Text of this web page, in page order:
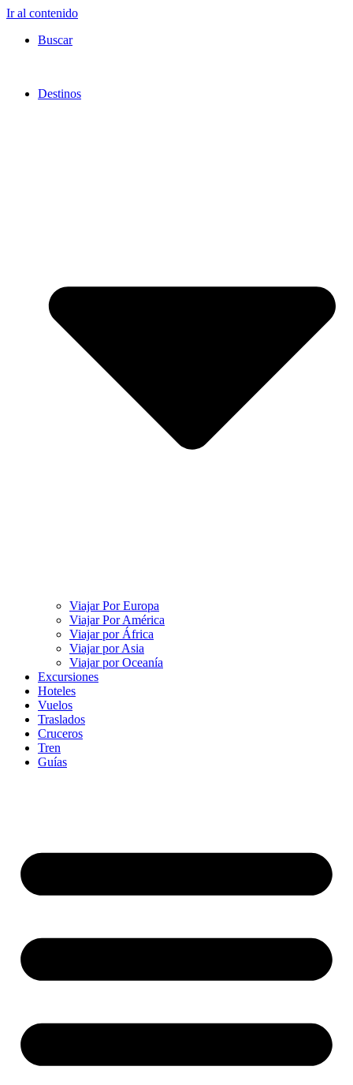
Ir al contenido
Buscar
Destinos
Viajar Por Europa
Viajar Por América
Viajar por África
Viajar por Asia
Viajar por Oceanía
Excursiones
Hoteles
Vuelos
Traslados
Cruceros
Tren
Guías